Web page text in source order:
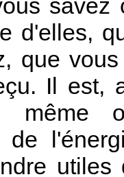
savez
d'elles,
que
Il est,
même
de
utiles